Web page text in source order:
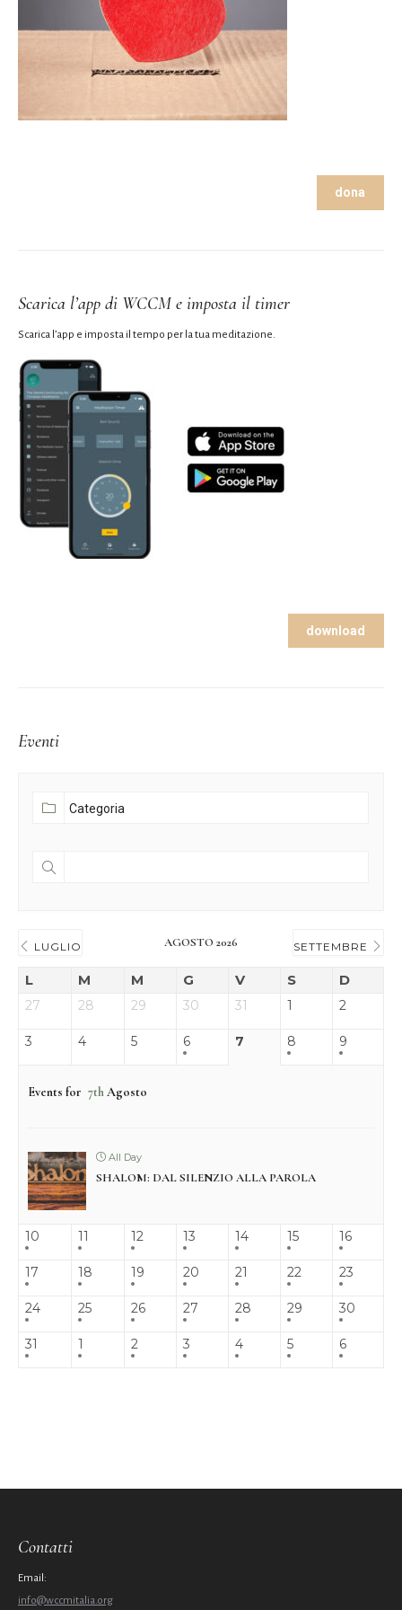
dona
Scarica l’app di WCCM e imposta il timer
Scarica l’app e imposta il tempo per la tua meditazione.
download
Eventi
LUGLIO AGOSTO 2026 SETTEMBRE
L M M G V S D
27 28 29 30 31 1 2
3 4 5 6 7 8 9
Events for 7thAgosto
All Day
SHALOM: DAL SILENZIO ALLA PAROLA
10 11 12 13 14 15 16
17 18 19 20 21 22 23
24 25 26 27 28 29 30
31 1 2 3 4 5 6
Contatti
Email:
info@wccmitalia.org